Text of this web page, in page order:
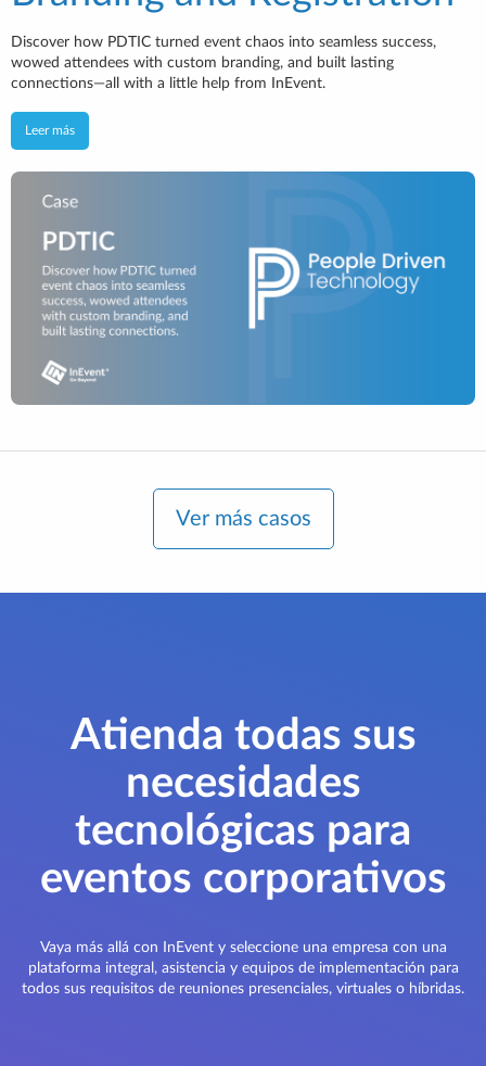
Discover how PDTIC turned event chaos into seamless success,
wowed attendees with custom branding, and built lasting
connections—all with a little help from InEvent.
Leer más
Ver más casos
Atienda todas sus
necesidades
tecnológicas para
eventos corporativos
Vaya más allá con InEvent y seleccione una empresa con una
plataforma integral, asistencia y equipos de implementación para
todos sus requisitos de reuniones presenciales, virtuales o híbridas.